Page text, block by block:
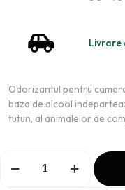
Livrare
Odorizantul pentru
baza de alcool
tutun, al animalelor de